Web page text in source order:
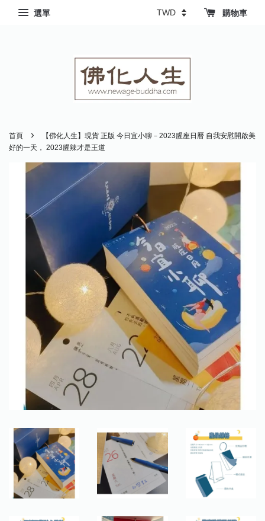
選單 購物車
首頁 ›
【佛化人生】現貨 正版 今日宜小聊－2023腥座日曆 自我安慰開啟美
好的一天， 2023腥辣才是王道